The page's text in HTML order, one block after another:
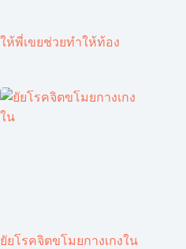
ให้พี่เขยช่วยทำให้ท้อง
ยัยโรคจิตขโมยกางเกงใน